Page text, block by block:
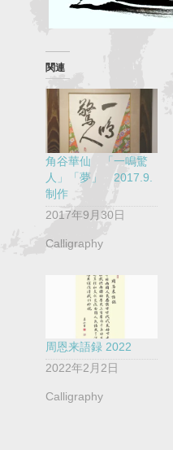
関連
角谷華仙 「一鳴驚
人」「夢」 2017.9.
制作
2017年9月30日
Calligraphy
周恩来語録 2022
2022年2月2日
Calligraphy